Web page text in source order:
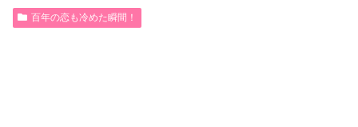
百年の恋も冷めた瞬間！